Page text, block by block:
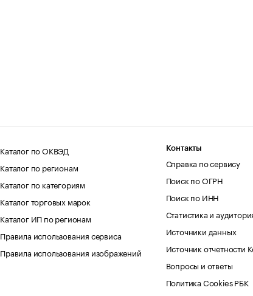
Каталог по ОКВЭД
Каталог по регионам
Каталог по категориям
Каталог торговых марок
Каталог ИП по регионам
Правила использования сервиса
Правила использования изображений
Контакты
Справка по сервису
Поиск по ОГРН
Поиск по ИНН
Статистика и
Источники данных
Источник отчетности
Вопросы и ответы
Политика Cookies РБК